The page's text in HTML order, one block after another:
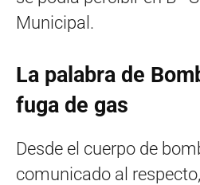
Municipal.
La palabra de
fuga de gas
Desde el cuerpo de
comunicado al